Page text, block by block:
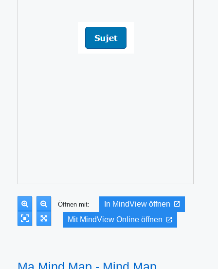
Öffnen mit:
In MindView öffnen
Mit MindView Online öffnen